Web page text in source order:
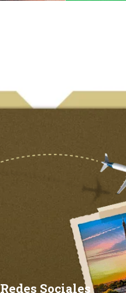
Redes Sociales